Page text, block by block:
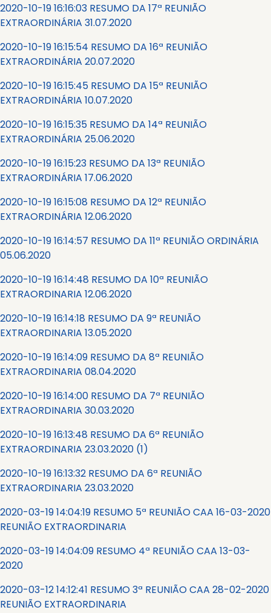
2020-10-19 16:16:03 RESUMO DA 17ª REUNIÃO
EXTRAORDINÁRIA 31.07.2020
2020-10-19 16:15:54 RESUMO DA 16ª REUNIÃO
EXTRAORDINÁRIA 20.07.2020
2020-10-19 16:15:45 RESUMO DA 15ª REUNIÃO
EXTRAORDINÁRIA 10.07.2020
2020-10-19 16:15:35 RESUMO DA 14ª REUNIÃO
EXTRAORDINÁRIA 25.06.2020
2020-10-19 16:15:23 RESUMO DA 13ª REUNIÃO
EXTRAORDINÁRIA 17.06.2020
2020-10-19 16:15:08 RESUMO DA 12ª REUNIÃO
EXTRAORDINÁRIA 12.06.2020
2020-10-19 16:14:57 RESUMO DA 11ª REUNIÃO ORDINÁRIA
05.06.2020
2020-10-19 16:14:48 RESUMO DA 10ª REUNIÃO
EXTRAORDINARIA 12.06.2020
2020-10-19 16:14:18 RESUMO DA 9ª REUNIÃO
EXTRAORDINARIA 13.05.2020
2020-10-19 16:14:09 RESUMO DA 8ª REUNIÃO
EXTRAORDINARIA 08.04.2020
2020-10-19 16:14:00 RESUMO DA 7ª REUNIÃO
EXTRAORDINARIA 30.03.2020
2020-10-19 16:13:48 RESUMO DA 6ª REUNIÃO
EXTRAORDINARIA 23.03.2020 (1)
2020-10-19 16:13:32 RESUMO DA 6ª REUNIÃO
EXTRAORDINARIA 23.03.2020
2020-03-19 14:04:19 RESUMO 5ª REUNIÃO CAA 16-03-2020
REUNIÃO EXTRAORDINARIA
2020-03-19 14:04:09 RESUMO 4ª REUNIÃO CAA 13-03-
2020
2020-03-12 14:12:41 RESUMO 3ª REUNIÃO CAA 28-02-2020
REUNIÃO EXTRAORDINARIA